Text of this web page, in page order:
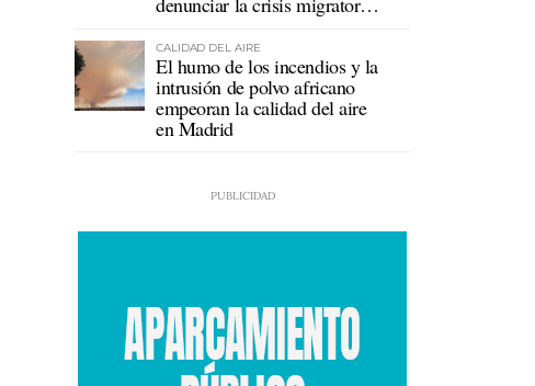
CALIDAD DEL AIRE
El humo de los incendios y la
intrusión de polvo africano
empeoran la calidad del aire
en Madrid